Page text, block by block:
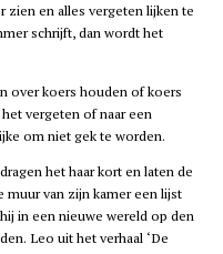
zien en alles vergeten lijken te
schrijft, dan wordt het
over koers houden of koers
vergeten of naar een
om niet gek te worden.
het haar kort en laten de
muur van zijn kamer een lijst
in een nieuwe wereld op den
Leo uit het verhaal ‘De